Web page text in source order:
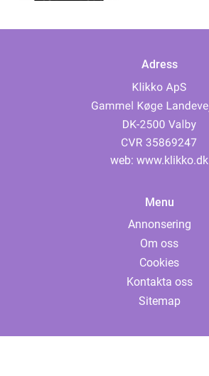
Adress
web: www.klikko.dk
Menu
Annonsering
Om oss
Cookies
Kontakta oss
Sitemap